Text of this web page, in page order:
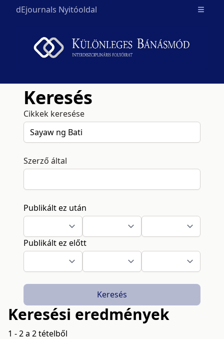
dEjournals Nyitóoldal Open
Keresés
Cikkek keresése
Szerző által
Publikált ez után
Publikált ez előtt
Keresés
Keresési eredmények
1 - 2 a 2 tételből